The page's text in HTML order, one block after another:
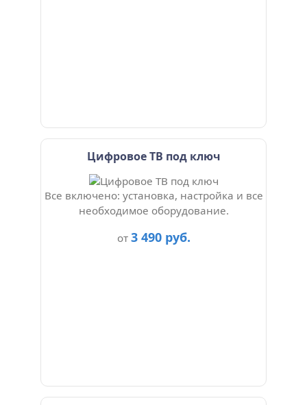
Цифровое ТВ под ключ
Все включено: установка, настройка и все
необходимое оборудование.
от 3 490 руб.